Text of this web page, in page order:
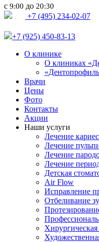
с 9:00 до 20:30
+7 (495) 234-02-07
+7 (925) 450-83-13
О клинике
О клиниках
Врачи
Цены
Фото
Контакты
Акции
Наши услуги
Лечение
Лечение
Лечение
Лечение
Детская
Air Flow
Исправление
Отбеливание